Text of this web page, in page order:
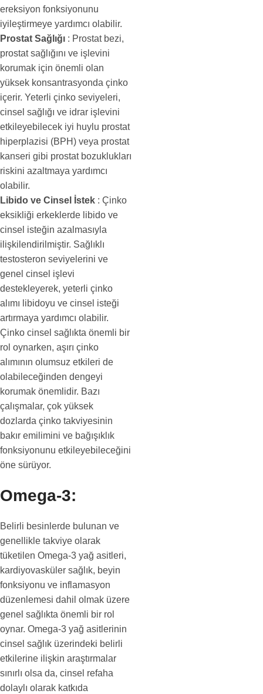
ereksiyon fonksiyonunu
iyileştirmeye yardımcı olabilir.
Prostat Sağlığı : Prostat bezi,
prostat sağlığını ve işlevini
korumak için önemli olan
yüksek konsantrasyonda çinko
içerir. Yeterli çinko seviyeleri,
cinsel sağlığı ve idrar işlevini
etkileyebilecek iyi huylu prostat
hiperplazisi (BPH) veya prostat
kanseri gibi prostat bozuklukları
riskini azaltmaya yardımcı
olabilir.
Libido ve Cinsel İstek : Çinko
eksikliği erkeklerde libido ve
cinsel isteğin azalmasıyla
ilişkilendirilmiştir. Sağlıklı
testosteron seviyelerini ve
genel cinsel işlevi
destekleyerek, yeterli çinko
alımı libidoyu ve cinsel isteği
artırmaya yardımcı olabilir.
Çinko cinsel sağlıkta önemli bir
rol oynarken, aşırı çinko
alımının olumsuz etkileri de
olabileceğinden dengeyi
korumak önemlidir. Bazı
çalışmalar, çok yüksek
dozlarda çinko takviyesinin
bakır emilimini ve bağışıklık
fonksiyonunu etkileyebileceğini
öne sürüyor.
Omega-3:
Belirli besinlerde bulunan ve
genellikle takviye olarak
tüketilen Omega-3 yağ asitleri,
kardiyovasküler sağlık, beyin
fonksiyonu ve inflamasyon
düzenlemesi dahil olmak üzere
genel sağlıkta önemli bir rol
oynar. Omega-3 yağ asitlerinin
cinsel sağlık üzerindeki belirli
etkilerine ilişkin araştırmalar
sınırlı olsa da, cinsel refaha
dolaylı olarak katkıda